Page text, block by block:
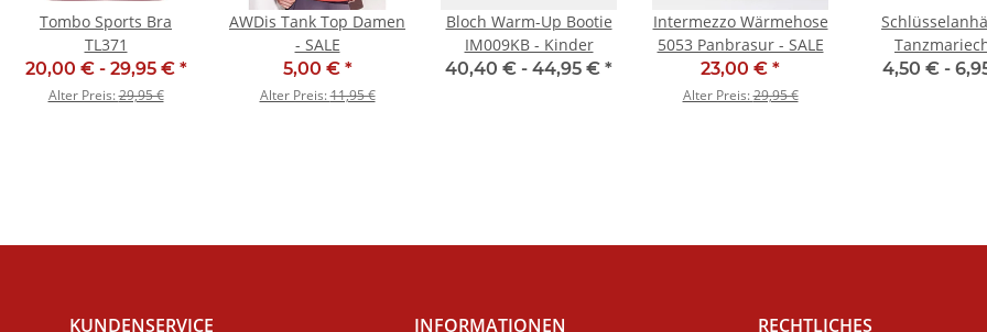
Tombo Sports Bra
TL371
20,00 € - 29,95 € *
Alter Preis:29,95 €
AWDis Tank Top Damen
- SALE
5,00 € *
Alter Preis:11,95 €
Bloch Warm-Up Bootie
IM009KB - Kinder
40,40 € - 44,95 € *
Intermezzo Wärmehose
5053 Panbrasur - SALE
23,00 € *
Alter Preis:29,95 €
4,50 € -
KUNDENSERVICE INFORMATIONEN RECHTLICHES